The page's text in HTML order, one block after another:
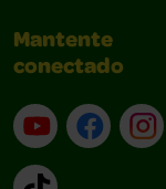
Mantente
conectado
YouTube (en
TikTok